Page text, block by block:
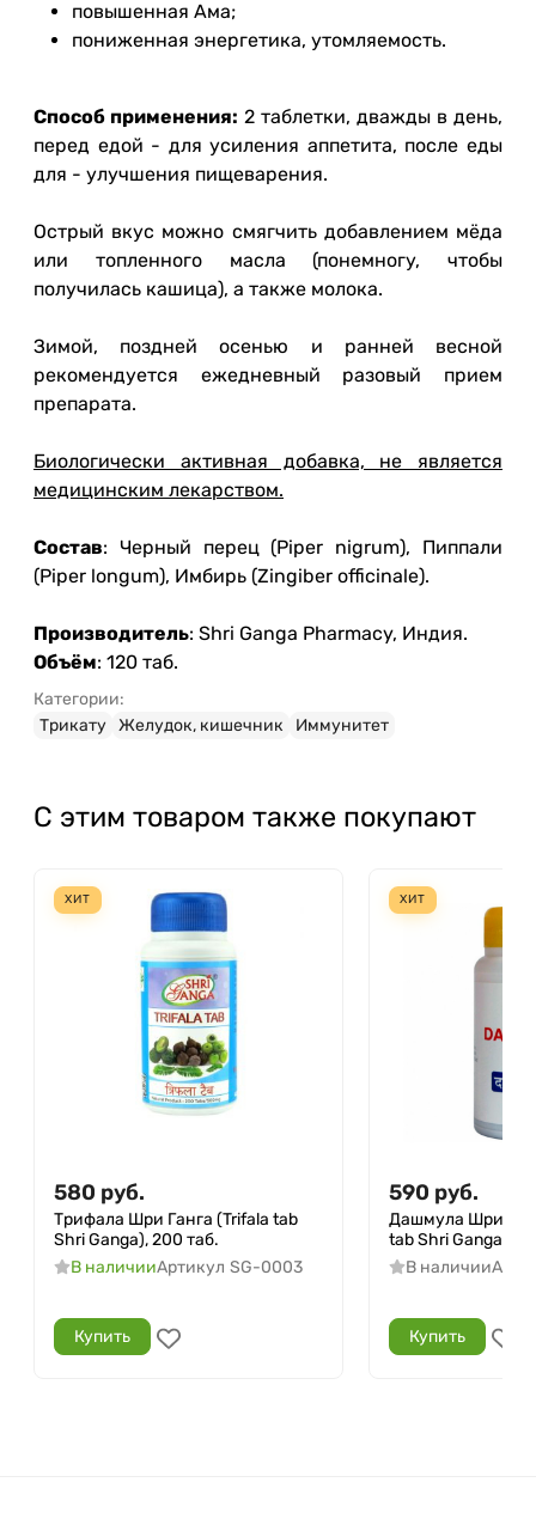
повышенная Ама;
пониженная энергетика, утомляемость.
Способ применения: 2 таблетки, дважды в день,
перед едой - для усиления аппетита, после еды
для - улучшения пищеварения.
Острый вкус можно смягчить добавлением мёда
или топленного масла (понемногу, чтобы
получилась кашица), а также молока.
Зимой, поздней осенью и ранней весной
рекомендуется ежедневный разовый прием
препарата.
Биологически активная добавка, не является
медицинским лекарством.
Состав: Черный перец (Piper nigrum), Пиппали
(Piper longum), Имбирь (Zingiber officinale).
Производитель: Shri Ganga Pharmacy, Индия.
Объём: 120 таб.
Категории:
Трикату Желудок, кишечник Иммунитет
С этим товаром также покупают
ХИТ
580 руб.
Трифала Шри Ганга (Trifala tab
Shri Ganga), 200 таб.
В наличииАртикул SG-0003
Купить
ХИТ
590 руб.
Дашмула Шри
tab Shri Ganga),
В наличии
Купить